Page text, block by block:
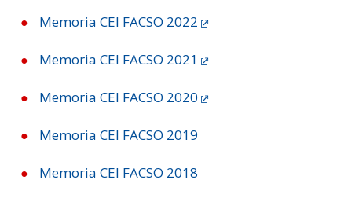
Memoria CEI FACSO 2022
Memoria CEI FACSO 2021
Memoria CEI FACSO 2020
Memoria CEI FACSO 2019
Memoria CEI FACSO 2018